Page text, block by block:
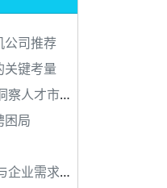
公司推荐
关键考量
市场风向
困局
的错位迷局